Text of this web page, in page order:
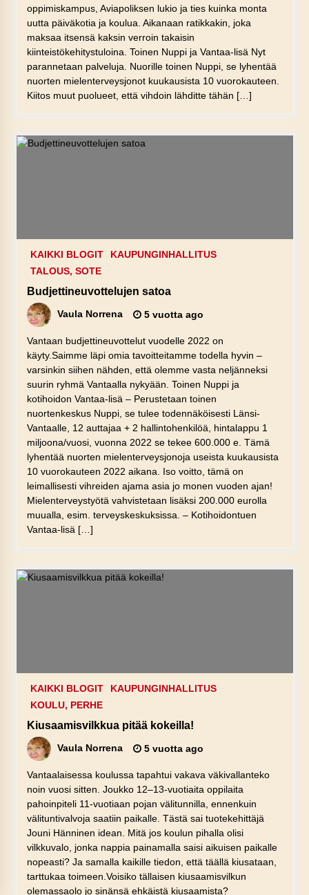
oppimiskampus, Aviapoliksen lukio ja ties kuinka monta
uutta päiväkotia ja koulua. Aikanaan ratikkakin, joka
maksaa itsensä kaksin verroin takaisin
kiinteistökehitystuloina. Toinen Nuppi ja Vantaa-lisä Nyt
parannetaan palveluja. Nuorille toinen Nuppi, se lyhentää
nuorten mielenterveysjonot kuukausista 10 vuorokauteen.
Kiitos muut puolueet, että vihdoin lähditte tähän […]
KAIKKI BLOGIT
KAUPUNGINHALLITUS
TALOUS, SOTE
Budjettineuvottelujen satoa
Vaula Norrena 5 vuotta ago
Vantaan budjettineuvottelut vuodelle 2022 on
käyty.Saimme läpi omia tavoitteitamme todella hyvin –
varsinkin siihen nähden, että olemme vasta neljänneksi
suurin ryhmä Vantaalla nykyään. Toinen Nuppi ja
kotihoidon Vantaa-lisä – Perustetaan toinen
nuortenkeskus Nuppi, se tulee todennäköisesti Länsi-
Vantaalle, 12 auttajaa + 2 hallintohenkilöä, hintalappu 1
miljoona/vuosi, vuonna 2022 se tekee 600.000 e. Tämä
lyhentää nuorten mielenterveysjonoja useista kuukausista
10 vuorokauteen 2022 aikana. Iso voitto, tämä on
leimallisesti vihreiden ajama asia jo monen vuoden ajan!
Mielenterveystyötä vahvistetaan lisäksi 200.000 eurolla
muualla, esim. terveyskeskuksissa. – Kotihoidontuen
Vantaa-lisä […]
KAIKKI BLOGIT
KAUPUNGINHALLITUS
KOULU, PERHE
Kiusaamisvilkkua pitää kokeilla!
Vaula Norrena 5 vuotta ago
Vantaalaisessa koulussa tapahtui vakava väkivallanteko
noin vuosi sitten. Joukko 12–13-vuotiaita oppilaita
pahoinpiteli 11-vuotiaan pojan välitunnilla, ennenkuin
välituntivalvoja saatiin paikalle. Tästä sai tuotekehittäjä
Jouni Hänninen idean. Mitä jos koulun pihalla olisi
vilkkuvalo, jonka nappia painamalla saisi aikuisen paikalle
nopeasti? Ja samalla kaikille tiedon, että täällä kiusataan,
tarttukaa toimeen.Voisiko tällaisen kiusaamisvilkun
olemassaolo jo sinänsä ehkäistä kiusaamista?